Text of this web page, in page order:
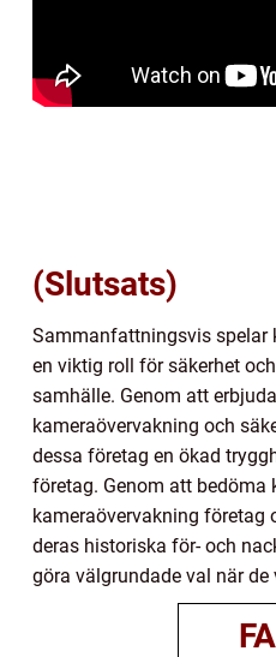
(Slutsats)
Sammanfattningsvis spelar
en viktig roll för säkerhet
samhälle. Genom att
kameraövervakning och
dessa företag en ökad
företag. Genom att bedöma
kameraövervakning företag
deras historiska för- och
göra välgrundade val när de